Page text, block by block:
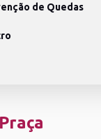
de Quedas